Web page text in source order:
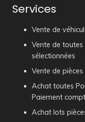
Services
Vente de
Vente de toutes
sélectionnées
Vente de
Achat toutes
Paiement
Achat lots